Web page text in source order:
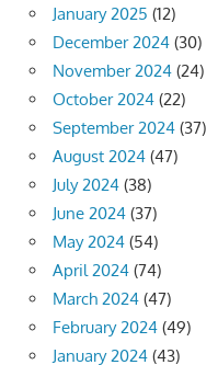
January 2025 (12)
December 2024 (30)
November 2024 (24)
October 2024 (22)
September 2024 (37)
August 2024 (47)
July 2024 (38)
June 2024 (37)
May 2024 (54)
April 2024 (74)
March 2024 (47)
February 2024 (49)
January 2024 (43)